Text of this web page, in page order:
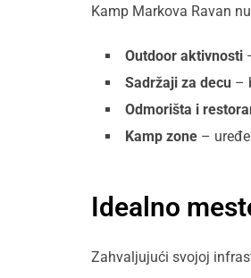
Kamp Markova Ravan
Outdoor aktivnosti
Sadržaji za decu –
Odmorišta i
Kamp zone –
Idealno
Zahvaljujući svojoj